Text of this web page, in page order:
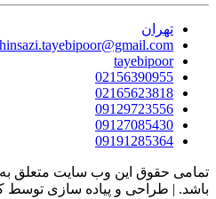
تهران
tayebipoor
02156390955
02165623818
09129723556
09127085430
09191285364
تمامی حقوق این وب سایت متعلق به
باشد. | طراحی و پیاده سازی توسط